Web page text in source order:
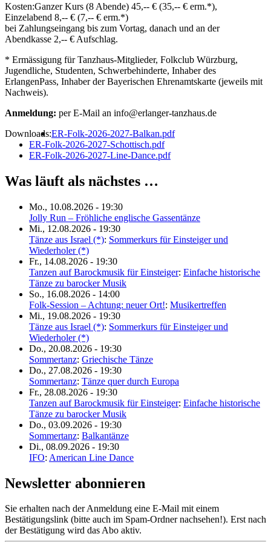
Kosten:Ganzer Kurs (8 Abende) 45,-- € (35,-- € erm.*),
Einzelabend 8,-- € (7,-- € erm.*)
bei Zahlungseingang bis zum Vortag, danach und an der
Abendkasse 2,-- € Aufschlag.
* Ermässigung für Tanzhaus-Mitglieder, Folkclub Würzburg,
Jugendliche, Studenten, Schwerbehinderte, Inhaber des
ErlangenPass, Inhaber der Bayerischen Ehrenamtskarte (jeweils mit
Nachweis).
Anmeldung: per E-Mail an info@erlanger-tanzhaus.de
Downloads:ER-Folk-2026-2027-Balkan.pdf
ER-Folk-2026-2027-Schottisch.pdf
ER-Folk-2026-2027-Line-Dance.pdf
Was läuft als nächstes …
Mo., 10.08.2026 - 19:30
Jolly Run – Fröhliche englische Gassentänze
Mi., 12.08.2026 - 19:30
Tänze aus Israel (*): Sommerkurs für Einsteiger und
Wiederholer (*)
Fr., 14.08.2026 - 19:30
Tanzen auf Barockmusik für Einsteiger: Einfache historische
Tänze zu barocker Musik
So., 16.08.2026 - 14:00
Folk-Session – Achtung: neuer Ort!: Musikertreffen
Mi., 19.08.2026 - 19:30
Tänze aus Israel (*): Sommerkurs für Einsteiger und
Wiederholer (*)
Do., 20.08.2026 - 19:30
Sommertanz: Griechische Tänze
Do., 27.08.2026 - 19:30
Sommertanz: Tänze quer durch Europa
Fr., 28.08.2026 - 19:30
Tanzen auf Barockmusik für Einsteiger: Einfache historische
Tänze zu barocker Musik
Do., 03.09.2026 - 19:30
Sommertanz: Balkantänze
Di., 08.09.2026 - 19:30
IFO: American Line Dance
Newsletter abonnieren
Sie erhalten nach der Anmeldung eine E-Mail mit einem
Bestätigungslink (bitte auch im Spam-Ordner nachsehen!). Erst nach
der Bestätigung wird das Abo aktiv.